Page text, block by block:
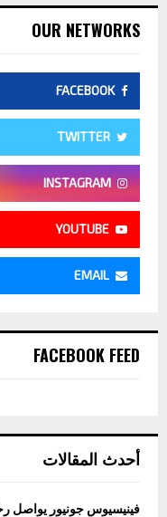
OUR NETWORKS
FACEBOOK
TWITTER
INSTAGRAM
YOUTUBE
EMAIL
FACEBOOK FEED
أحدث المقالات
فينيسيوس جونيور يواصل